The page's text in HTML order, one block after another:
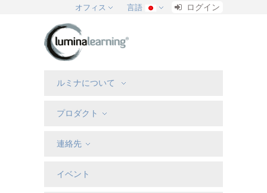
オフィス 言語 ログイン
ルミナについて
プロダクト
連絡先
イベント